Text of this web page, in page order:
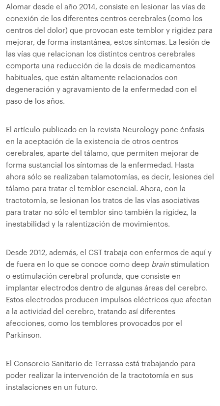
Alomar desde el año 2014, consiste en lesionar las vías de
conexión de los diferentes centros cerebrales (como los
centros del dolor) que provocan este temblor y rigidez para
mejorar, de forma instantánea, estos síntomas. La lesión de
las vías que relacionan los distintos centros cerebrales
comporta una reducción de la dosis de medicamentos
habituales, que están altamente relacionados con
degeneración y agravamiento de la enfermedad con el
paso de los años.
El artículo publicado en la revista Neurology pone énfasis
en la aceptación de la existencia de otros centros
cerebrales, aparte del tálamo, que permiten mejorar de
forma sustancial los síntomas de la enfermedad. Hasta
ahora sólo se realizaban talamotomías, es decir, lesiones del
tálamo para tratar el temblor esencial. Ahora, con la
tractotomía, se lesionan los tratos de las vías asociativas
para tratar no sólo el temblor sino también la rigidez, la
inestabilidad y la ralentización de movimientos.
Desde 2012, además, el CST trabaja con enfermos de aquí y
de fuera en lo que se conoce como deep brain stimulation
o estimulación cerebral profunda, que consiste en
implantar electrodos dentro de algunas áreas del cerebro.
Estos electrodos producen impulsos eléctricos que afectan
a la actividad del cerebro, tratando así diferentes
afecciones, como los temblores provocados por el
Parkinson.
El Consorcio Sanitario de Terrassa está trabajando para
poder realizar la intervención de la tractotomía en sus
instalaciones en un futuro.